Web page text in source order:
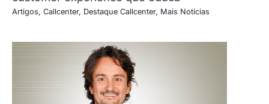
Artigos, Callcenter, Destaque Callcenter, Mais Notícias